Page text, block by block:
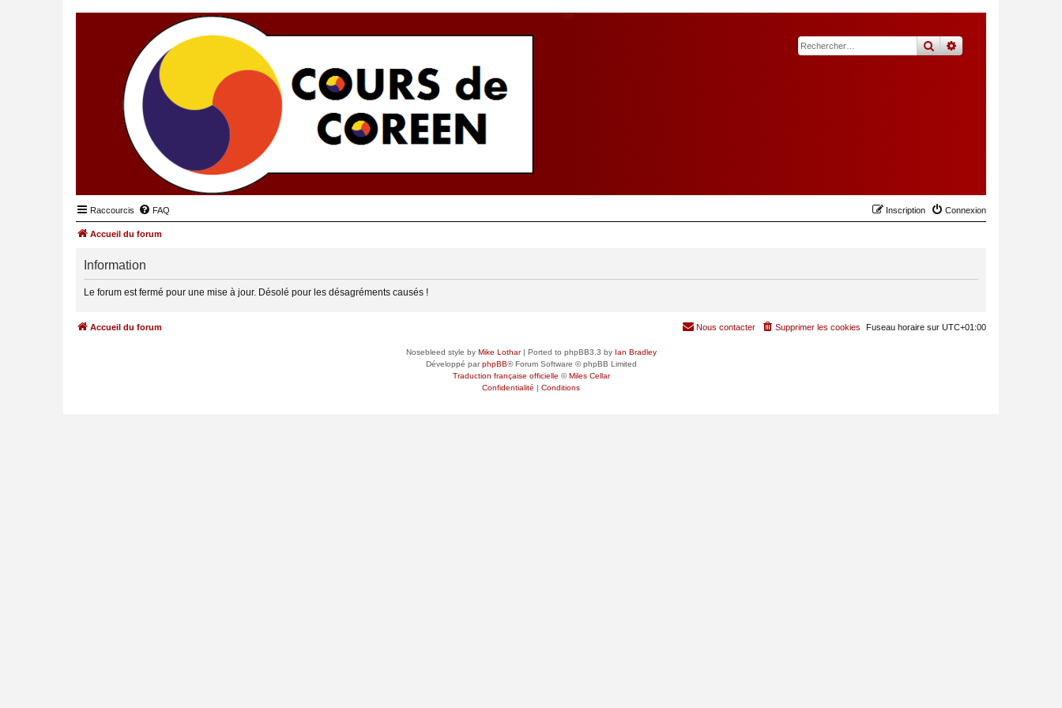
rechercher
recherche
Raccourcis FAQ Connexion
Inscription
Accueil du forum
Information
Le forum est fermé pour une mise à jour. Désolé pour les désagréments causés !
Accueil du forum Fuseau horaire sur UTC+01:00
Supprimer les cookies
Nous contacter
Nosebleed style by Mike Lothar| Ported to phpBB3.3 by Ian Bradley
Développé parphpBB® Forum Software © phpBB Limited
Traduction française officielle ©Miles Cellar
Confidentialité | Conditions